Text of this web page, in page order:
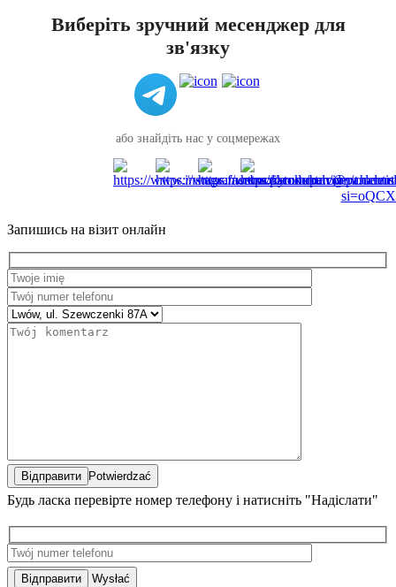
Виберіть зручний месенджер для
зв'язку
або знайдіть нас у соцмережах
Запишись на візит онлайн
Potwierdzać
Будь ласка перевірте номер телефону і натисніть "Надіслати"
Wysłać